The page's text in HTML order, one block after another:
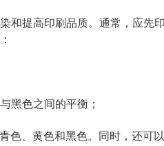
和提高印刷品质。通常，应先
黑色之间的平衡；
色、黄色和黑色。同时，还可